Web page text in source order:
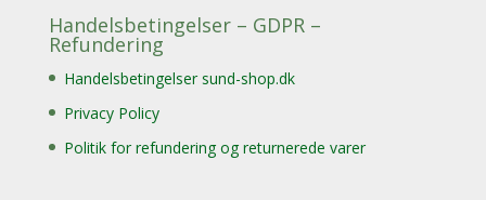
Handelsbetingelser – GDPR –
Refundering
Handelsbetingelser sund-shop.dk
Privacy Policy
Politik for refundering og returnerede varer